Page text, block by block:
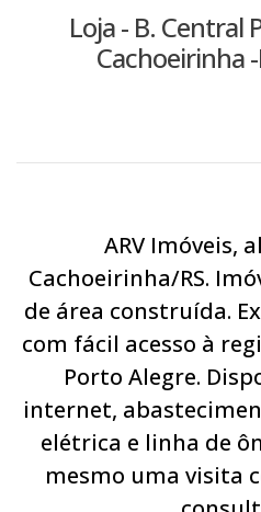
Loja - B. Central
Cachoeirinha -
ARV Imóveis,
Cachoeirinha/RS.
de área construída.
com fácil acesso à
Porto Alegre.
internet,
elétrica e linha de
mesmo uma visita